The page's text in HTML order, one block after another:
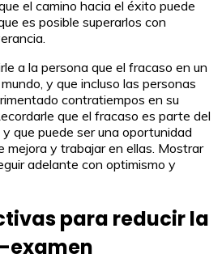
el camino hacia el éxito puede
es posible superarlos con
a la persona que el fracaso en un
y que incluso las personas
contratiempos en su
que el fracaso es parte del
que puede ser una oportunidad
mejora y trabajar en ellas. Mostrar
adelante con optimismo y
para reducir la
examen